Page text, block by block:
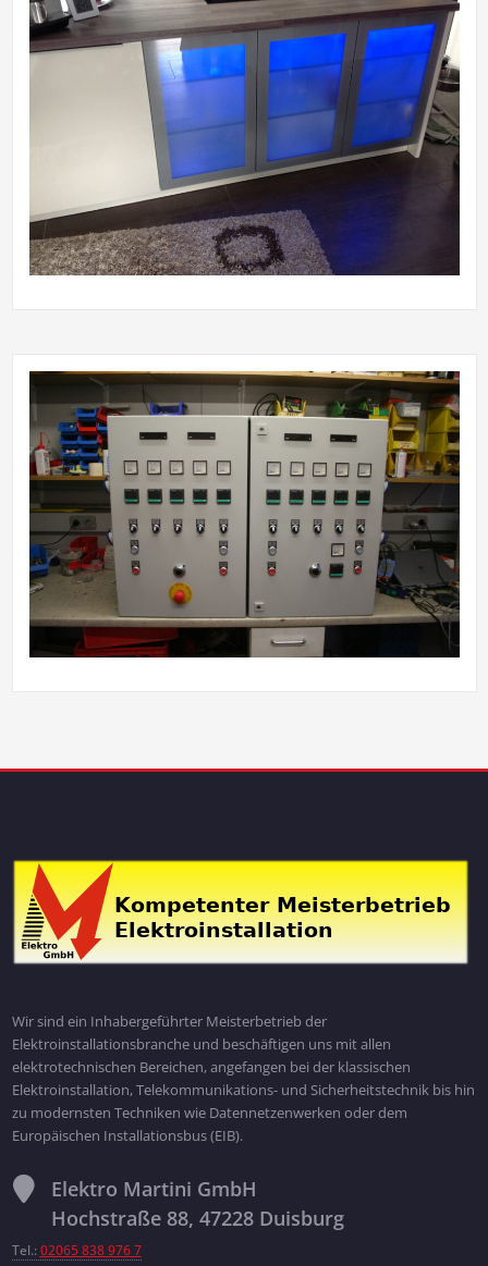
Wir sind ein Inhabergeführter Meisterbetrieb der
Elektroinstallationsbranche und beschäftigen uns mit allen
elektrotechnischen Bereichen, angefangen bei der klassischen
Elektroinstallation, Telekommunikations- und Sicherheitstechnik bis hin
zu modernsten Techniken wie Datennetzenwerken oder dem
Europäischen Installationsbus (EIB).
Elektro Martini GmbH
Hochstraße 88, 47228 Duisburg
Tel.: 02065 838 976 7